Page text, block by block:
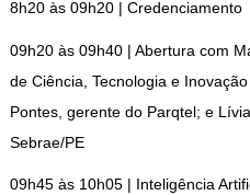
8h20 às 09h20 | Credenciamento
09h20 às 09h40 | Abertura com
de Ciência, Tecnologia e
Pontes, gerente do Parqtel; e
Sebrae/PE
09h45 às 10h05 | Inteligência